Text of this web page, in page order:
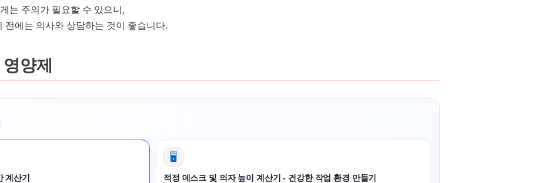
는 주의가 필요할 수 있으니,
전에는 의사와 상담하는 것이 좋습니다.
양제
계산기
🖥️
적정 데스크 및 의자 높이 계산기 - 건강한 작업 환경 만들기